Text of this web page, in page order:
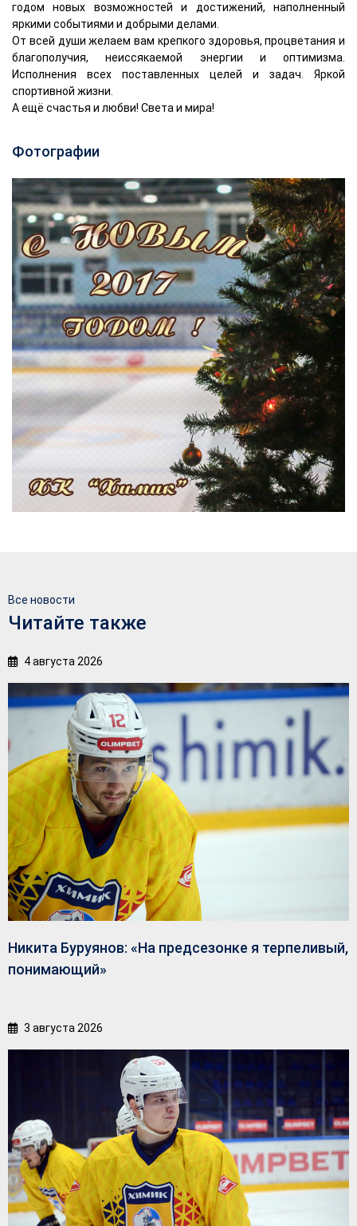
годом новых возможностей и достижений, наполненный
яркими событиями и добрыми делами.
От всей души желаем вам крепкого здоровья, процветания и
благополучия, неиссякаемой энергии и оптимизма.
Исполнения всех поставленных целей и задач. Яркой
спортивной жизни.
А ещё счастья и любви! Света и мира!
Фотографии
Все новости
Читайте также
4 августа 2026
Никита Буруянов: «На предсезонке я терпеливый,
понимающий»
3 августа 2026